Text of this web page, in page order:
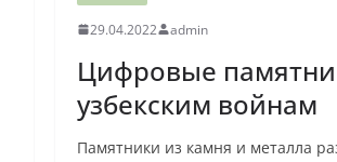
29.04.2022 admin
Цифровые
узбекским войнам
Памятники из камня и металла